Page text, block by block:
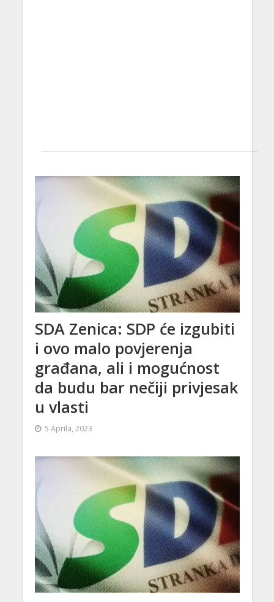
SDA Zenica: SDP će izgubiti
i ovo malo povjerenja
građana, ali i mogućnost
da budu bar nečiji privjesak
u vlasti
5 Aprila, 2023